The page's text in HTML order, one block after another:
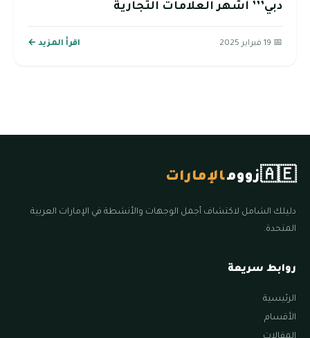
دبي’’’ أشهر العلامات التجارية
📅 19 فبراير 2025 اقرأ المزيد ←
🇦🇪زوومالإمارات
دليلك الشامل لاكتشاف أجمل الوجهات والأنشطة في الإمارات العربية
المتحدة.
روابط سريعة
الرئيسية
الأقسام